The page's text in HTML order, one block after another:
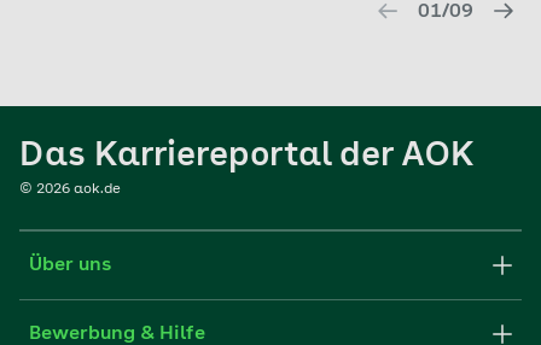
01/09
Das Karriereportal der AOK
© 2026 aok.de
Über uns
Karriere-Startseite
Bewerbung & Hilfe